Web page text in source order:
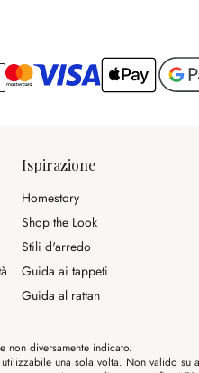
bancario
Ispirazione
Homestory
Shop the Look
Stili d'arredo
Guida ai tappeti
Guida al rattan
non diversamente indicato.
una sola volta. Non valido su